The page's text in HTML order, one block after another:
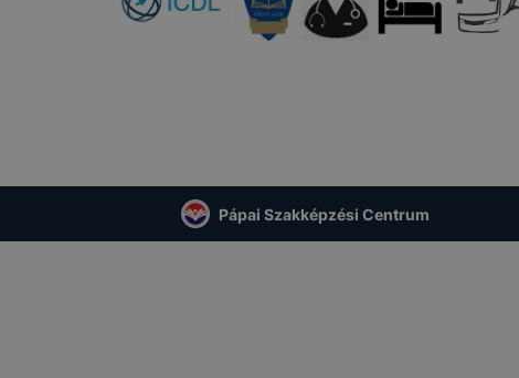
Pápai Szakképzési Centrum